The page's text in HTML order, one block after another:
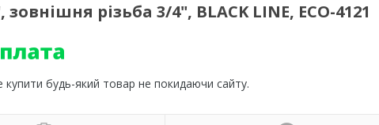
різьба 3/4", BLACK LINE, ECO-4121
купити будь-який товар не покидаючи сайту.